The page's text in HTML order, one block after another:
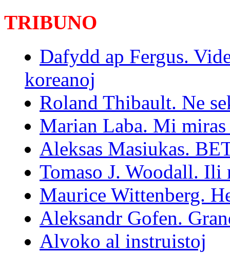
TRIBUNO
Dafydd ap Fergus.
koreanoj
Roland Thibault. Ne
Marian Laba. Mi
Aleksas Masiukas.
Tomaso J. Woodall.
Maurice Wittenberg.
Aleksandr Gofen.
Alvoko al instruistoj